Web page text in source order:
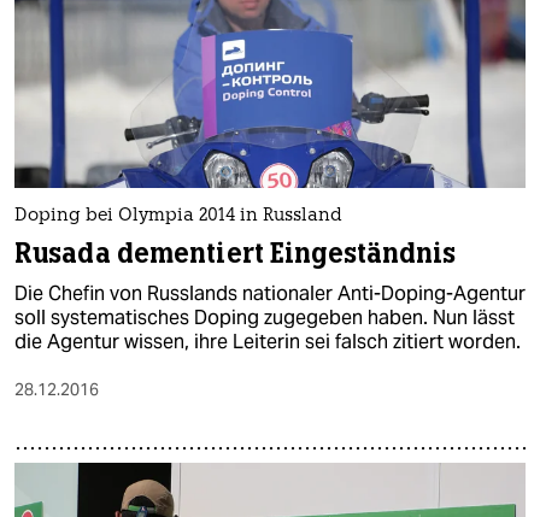
Doping bei Olympia 2014 in Russland
Rusada dementiert Eingeständnis
Die Chefin von Russlands nationaler Anti-Doping-Agentur
soll systematisches Doping zugegeben haben. Nun lässt
die Agentur wissen, ihre Leiterin sei falsch zitiert worden.
28.12.2016